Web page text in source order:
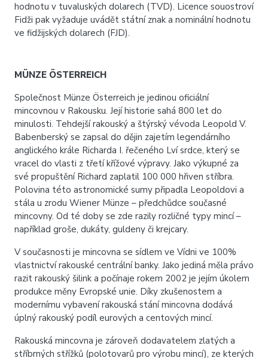
hodnotu v tuvaluských dolarech (TVD). Licence souostroví
Fidži pak vyžaduje uvádět státní znak a nominální hodnotu
ve fidžijských dolarech (FJD).
MÜNZE ÖSTERREICH
Společnost Münze Österreich je jedinou oficiální
mincovnou v Rakousku. Její historie sahá 800 let do
minulosti. Tehdejší rakouský a štýrský vévoda Leopold V.
Babenberský se zapsal do dějin zajetím legendárního
anglického krále Richarda I. řečeného Lví srdce, který se
vracel do vlasti z třetí křížové výpravy. Jako výkupné za
své propuštění Richard zaplatil 100 000 hřiven stříbra.
Polovina této astronomické sumy připadla Leopoldovi a
stála u zrodu Wiener Münze – předchůdce současné
mincovny. Od té doby se zde razily rozličné typy mincí –
například groše, dukáty, guldeny či krejcary.
V současnosti je mincovna se sídlem ve Vídni ve 100%
vlastnictví rakouské centrální banky. Jako jediná měla právo
razit rakouský šilink a počínaje rokem 2002 je jejím úkolem
produkce měny Evropské unie. Díky zkušenostem a
modernímu vybavení rakouská stání mincovna dodává
úplný rakouský podíl eurových a centových mincí.
Rakouská mincovna je zároveň dodavatelem zlatých a
stříbrných střížků (polotovarů pro výrobu mincí), ze kterých